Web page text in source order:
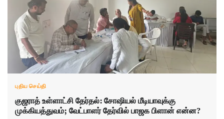
புதிய செய்தி
குஜராத் உள்ளாட்சி தேர்தல்: சோஷியல் மீடியாவுக்கு
முக்கியத்துவம்; வேட்பாளர் தேர்வில் பாஜக பிளான் என்ன?